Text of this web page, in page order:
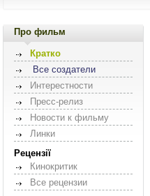
Про фильм
Кратко
Все создатели
Интерестности
Пресс-релиз
Новости к фильму
Линки
Рецензії
Кинокритик
Все рецензии